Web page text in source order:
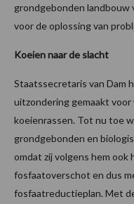
grondgebonden landbouw
voor de oplossing van
Koeien naar de slacht
Staatssecretaris van Dam
uitzondering gemaakt
koeienrassen. Tot nu toe
grondgebonden en
omdat zij volgens hem ook
fosfaatoverschot en dus
fosfaatreductieplan. Met